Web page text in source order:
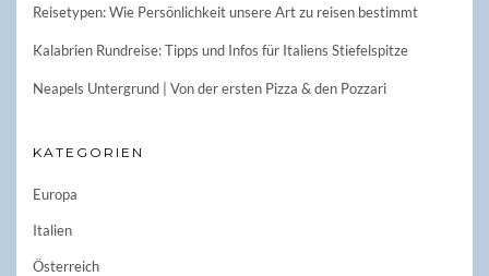
Reisetypen: Wie Persönlichkeit unsere Art zu reisen bestimmt
Kalabrien Rundreise: Tipps und Infos für Italiens Stiefelspitze
Neapels Untergrund | Von der ersten Pizza & den Pozzari
KATEGORIEN
Europa
Italien
Österreich